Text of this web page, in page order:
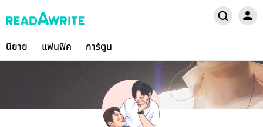
นิยาย แฟนฟิค การ์ตูน